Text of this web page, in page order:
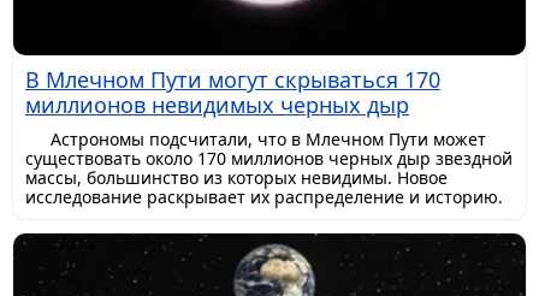
В Млечном Пути могут скрываться 170
миллионов невидимых черных дыр
Астрономы подсчитали, что в Млечном Пути может
существовать около 170 миллионов черных дыр звездной
массы, большинство из которых невидимы. Новое
исследование раскрывает их распределение и историю.